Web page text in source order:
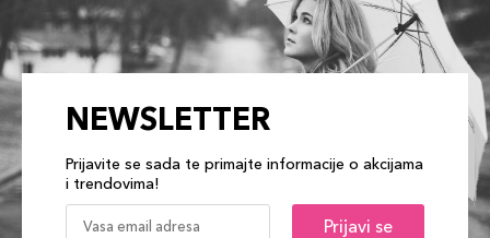
NEWSLETTER
Prijavite se sada te primajte informacije o akcijama
i trendovima!
Prijavi se